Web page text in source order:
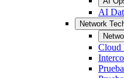
AI
Network
Cloud